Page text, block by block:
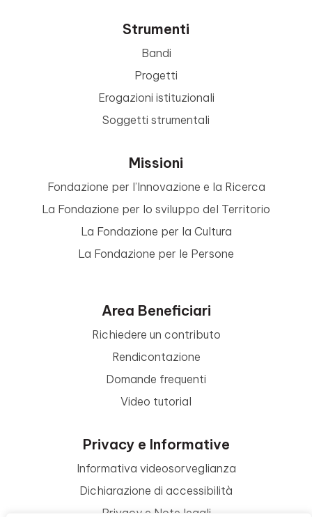
Strumenti
Bandi
Progetti
Erogazioni istituzionali
Soggetti strumentali
Missioni
Fondazione per l’Innovazione e la Ricerca
La Fondazione per lo sviluppo del Territorio
La Fondazione per la Cultura
La Fondazione per le Persone
Area Beneficiari
Richiedere un contributo
Rendicontazione
Domande frequenti
Video tutorial
Privacy e Informative
Informativa videosorveglianza
Dichiarazione di accessibilità
Privacy e Note legali